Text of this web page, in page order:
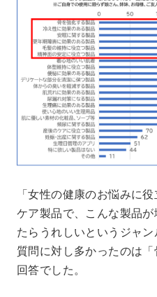
「女性の健康のお悩みに
ケア製品で、こんな製品
たらうれしいというジャ
質問に対し多かったのは
回答でした。